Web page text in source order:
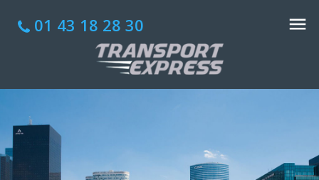
01 43 18 28 30